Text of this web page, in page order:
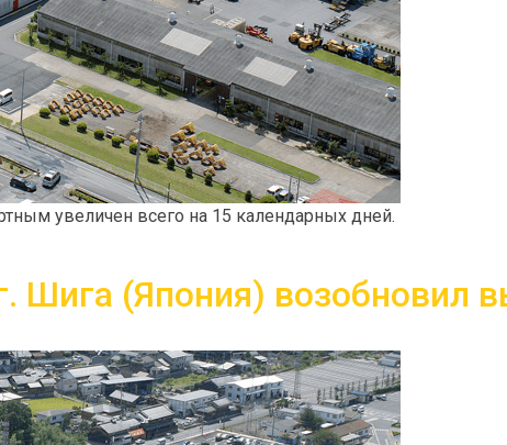
увеличен всего на 15 календарных дней.
Шига (Япония) возобновил